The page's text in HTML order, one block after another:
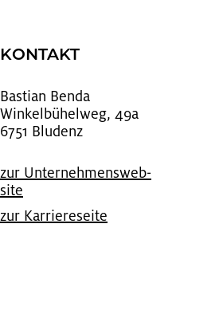
KON­TAKT
Bas­ti­an Benda
Win­kel­bü­hel­weg, 49a
6751 Blu­denz
zur Un­ter­neh­mens­web­
site
zur Kar­rie­re­sei­te